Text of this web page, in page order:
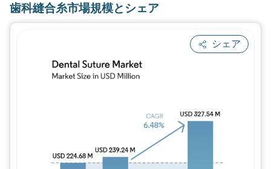
歯科縫合糸市場規模とシェア
シェア